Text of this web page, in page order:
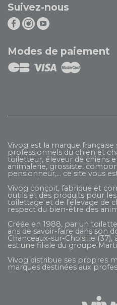
Suivez-nous
Modes de paiement
Vivog est la marque
professionnels du chien et
toiletteur, éleveur de chiens
animalerie, grossiste,
pensionneur,... ce site vous
Vivog conçoit, fabrique et
outils et des produits pour
toilettage et de l’élevage de
respect du bien-être des
Créée en 1988, par un
ans de savoir-faire dans son
Chanceaux-sur-Choisille
est une filiale du groupe
Vivog distribue ses propres
marques destinées aux